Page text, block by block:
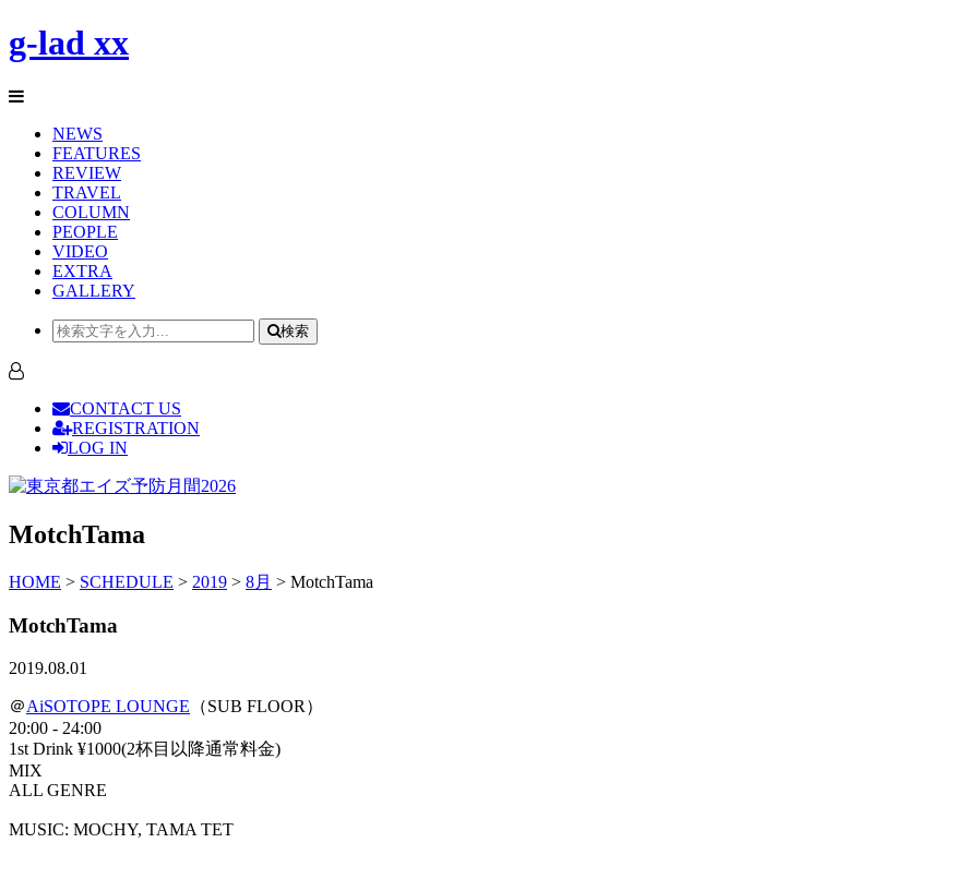
g-lad xx
NEWS
FEATURES
REVIEW
TRAVEL
COLUMN
PEOPLE
VIDEO
EXTRA
GALLERY
検索
CONTACT US
REGISTRATION
LOG IN
MotchTama
HOME > SCHEDULE > 2019 > 8月 > MotchTama
MotchTama
2019.08.01
＠AiSOTOPE LOUNGE （SUB FLOOR）
20:00 - 24:00
1st Drink ¥1000(2杯目以降通常料金)
MIX
ALL GENRE
MUSIC: MOCHY, TAMA TET